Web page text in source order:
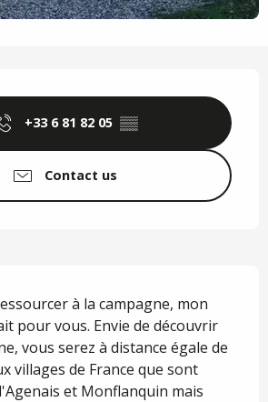
+33 6 81 82 05 ▒▒
Contact us
à la campagne, mon
pour vous. Envie de découvrir
vous serez à distance égale de
villages de France que sont
et Monflanquin mais